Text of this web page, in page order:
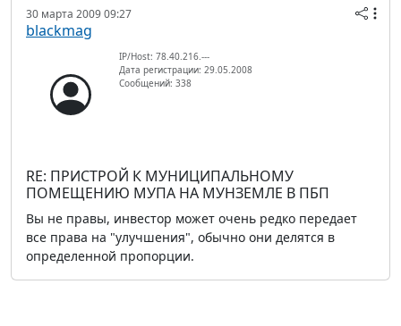
30 марта 2009 09:27
blackmag
IP/Host: 78.40.216.---
Дата регистрации: 29.05.2008
Сообщений: 338
RE: ПРИСТРОЙ К МУНИЦИПАЛЬНОМУ
ПОМЕЩЕНИЮ МУПА НА МУНЗЕМЛЕ В ПБП
Вы не правы, инвестор может очень редко передает
все права на "улучшения", обычно они делятся в
определенной пропорции.